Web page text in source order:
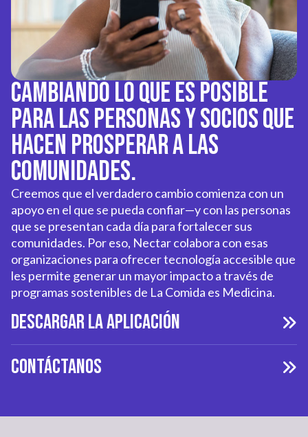
Cambiando lo que es posible
para las personas y socios que
hacen prosperar a las
comunidades.
Creemos que el verdadero cambio comienza con un
apoyo en el que se pueda confiar—y con las personas
que se presentan cada día para fortalecer sus
comunidades. Por eso, Nectar colabora con esas
organizaciones para ofrecer tecnología accesible que
les permite generar un mayor impacto a través de
programas sostenibles de La Comida es Medicina.
Descargar la aplicación
Contáctanos